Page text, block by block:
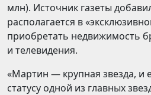
млн). Источник газеты
располагается в
приобретать недвижимость
и телевидения.
«Мартин — крупная звезда, и
статусу одной из главных